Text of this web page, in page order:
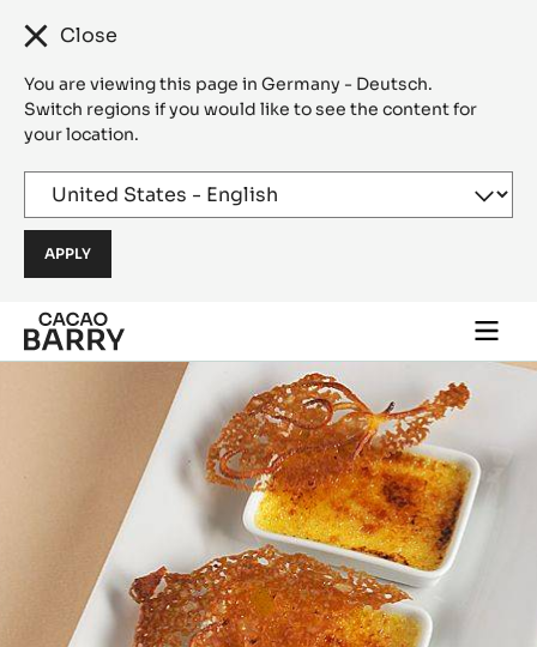
Close
You are viewing this page in Germany - Deutsch.
Switch regions if you would like to see the content for
your location.
Skip to main content
main